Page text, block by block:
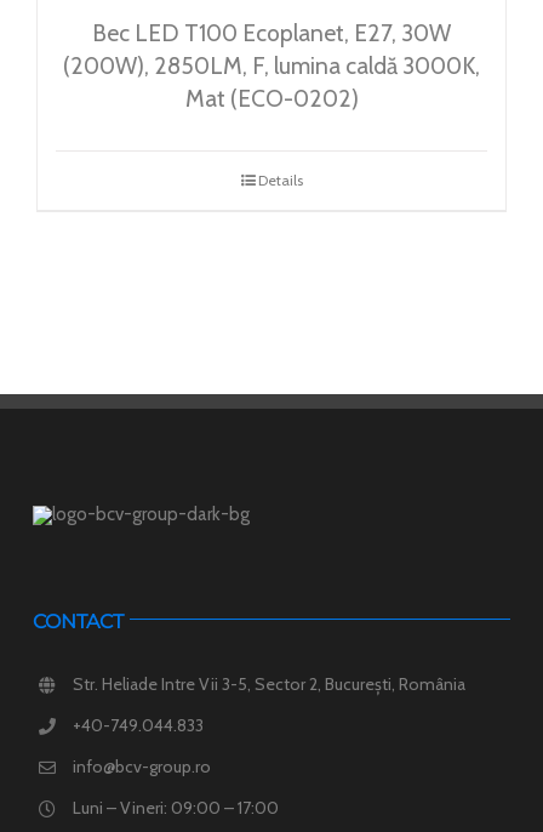
Bec LED T100 Ecoplanet, E27, 30W
(200W), 2850LM, F, lumina caldă 3000K,
Mat (ECO-0202)
Details
CONTACT
Str. Heliade Intre Vii 3-5, Sector 2, București, România
+40-749.044.833
info@bcv-group.ro
Luni – Vineri: 09:00 – 17:00